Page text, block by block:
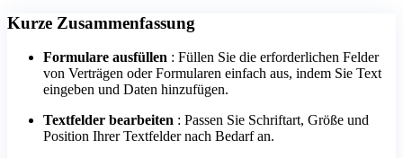
Kurze Zusammenfassung
Formulare ausfüllen : Füllen Sie die erforderlichen Felder
von Verträgen oder Formularen einfach aus, indem Sie Text
eingeben und Daten hinzufügen.
Textfelder bearbeiten : Passen Sie Schriftart, Größe und
Position Ihrer Textfelder nach Bedarf an.